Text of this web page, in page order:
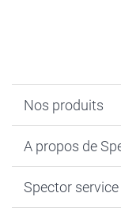
Nos produits
Faire-part & Cartes
Livre photo
A propos de
Plan du site
Spector service